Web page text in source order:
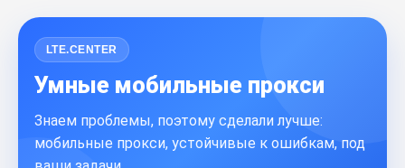
LTE.CENTER
Умные мобильные прокси
Знаем проблемы, поэтому сделали лучше:
мобильные прокси, устойчивые к ошибкам, под
ПЕРЕЙТИ В БЛОГ